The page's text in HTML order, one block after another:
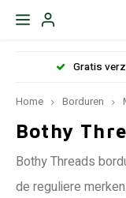
Gratis
Home Borduren
Bothy
Bothy Threads
de reguliere